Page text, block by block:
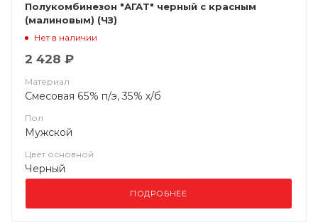
Полукомбинезон "АГАТ" черный с красным
(малиновым) (ЧЗ)
Нет в наличии
2 428 ₽
Материал
Смесовая 65% п/э, 35% х/б
Пол
Мужской
Цвет основной
Черный
ПОДРОБНЕЕ